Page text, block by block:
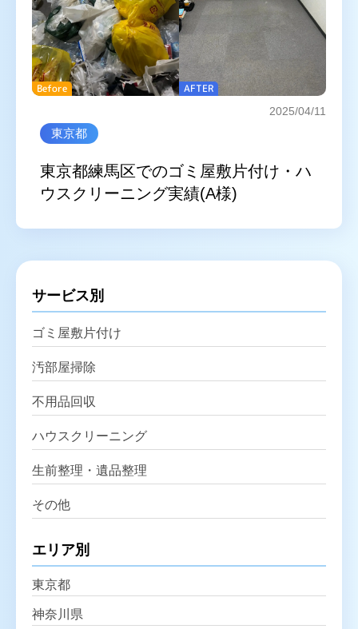
Before AFTER
東京都
2025/04/11
東京都練馬区でのゴミ屋敷片付け・ハ
ウスクリーニング実績(A様)
サービス別
ゴミ屋敷片付け
汚部屋掃除
不用品回収
ハウスクリーニング
生前整理・遺品整理
その他
エリア別
東京都
神奈川県